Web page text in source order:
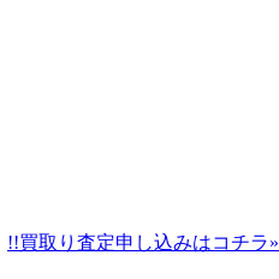
!!買取り査定申し込みはコチラ»